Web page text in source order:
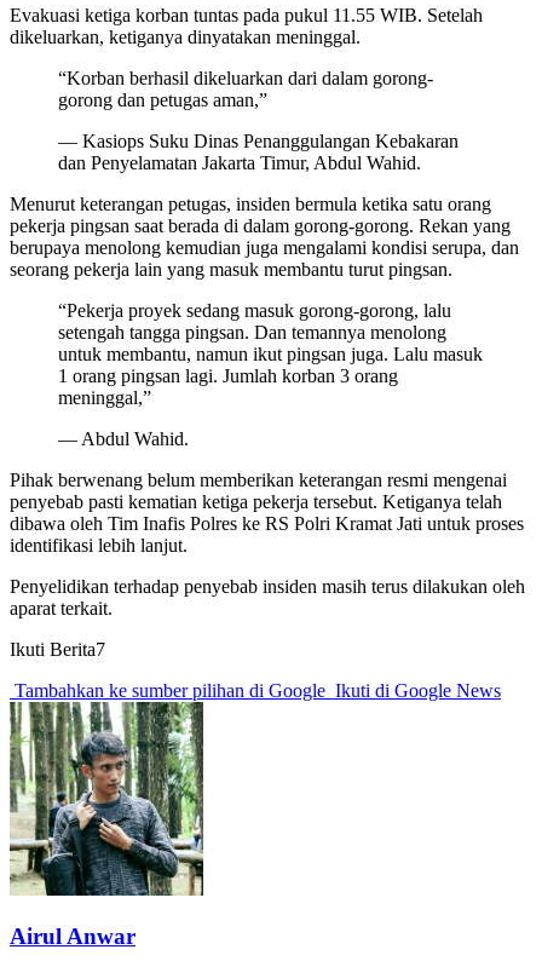
Evakuasi ketiga korban tuntas pada pukul 11.55 WIB. Setelah
dikeluarkan, ketiganya dinyatakan meninggal.
“Korban berhasil dikeluarkan dari dalam gorong-
gorong dan petugas aman,”
— Kasiops Suku Dinas Penanggulangan Kebakaran
dan Penyelamatan Jakarta Timur, Abdul Wahid.
Menurut keterangan petugas, insiden bermula ketika satu orang
pekerja pingsan saat berada di dalam gorong-gorong. Rekan yang
berupaya menolong kemudian juga mengalami kondisi serupa, dan
seorang pekerja lain yang masuk membantu turut pingsan.
“Pekerja proyek sedang masuk gorong-gorong, lalu
setengah tangga pingsan. Dan temannya menolong
untuk membantu, namun ikut pingsan juga. Lalu masuk
1 orang pingsan lagi. Jumlah korban 3 orang
meninggal,”
— Abdul Wahid.
Pihak berwenang belum memberikan keterangan resmi mengenai
penyebab pasti kematian ketiga pekerja tersebut. Ketiganya telah
dibawa oleh Tim Inafis Polres ke RS Polri Kramat Jati untuk proses
identifikasi lebih lanjut.
Penyelidikan terhadap penyebab insiden masih terus dilakukan oleh
aparat terkait.
Ikuti Berita7
Tambahkan ke sumber pilihan di Google Ikuti di Google News
Airul Anwar